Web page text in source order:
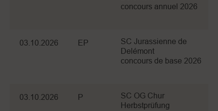
concours annuel 2026
03.10.2026 EP
SC Jurassienne de
Delémont
concours de base 2026
03.10.2026 P
SC OG Chur
Herbstprüfung